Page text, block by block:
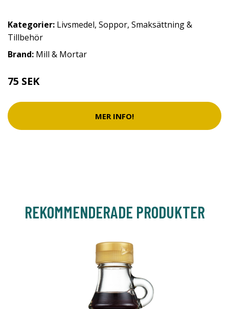
Kategorier: Livsmedel, Soppor, Smaksättning &
Tillbehör
Brand: Mill & Mortar
75 SEK
MER INFO!
REKOMMENDERADE PRODUKTER